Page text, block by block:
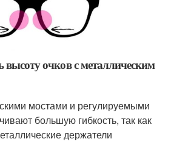
высоту очков с металлическим
мостами и регулируемыми
большую гибкость, так как
держатели